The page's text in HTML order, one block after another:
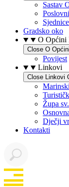
Sastav
Gradsko oko
O Općini
Close O
Povijest
Linkovi
Close Linkovi
Župa
Dječji
Kontakti